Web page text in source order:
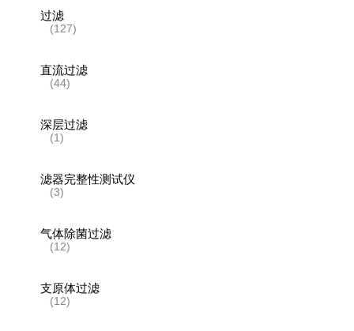
过滤
(127)
直流过滤
(44)
深层过滤
(1)
滤器完整性测试仪
(3)
气体除菌过滤
(12)
支原体过滤
(12)